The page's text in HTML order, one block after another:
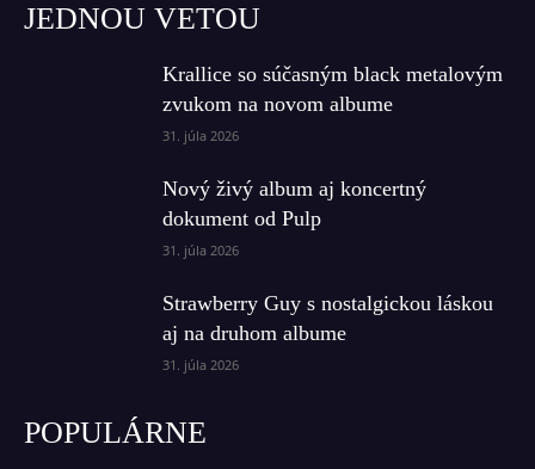
JEDNOU VETOU
Krallice so súčasným black metalovým
zvukom na novom albume
31. júla 2026
Nový živý album aj koncertný
dokument od Pulp
31. júla 2026
Strawberry Guy s nostalgickou láskou
aj na druhom albume
31. júla 2026
POPULÁRNE